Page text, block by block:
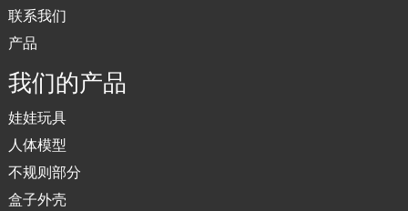
联系我们
产品
我们的产品
娃娃玩具
人体模型
不规则部分
盒子外壳